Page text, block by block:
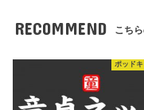
RECOMMEND こち
ポッドキ